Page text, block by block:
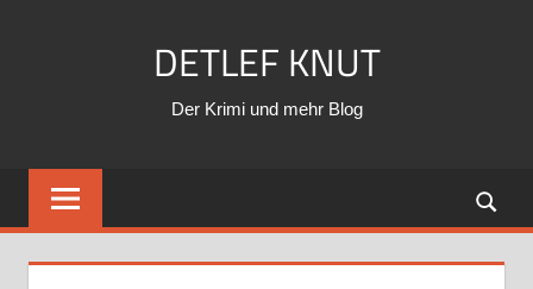
DETLEF KNUT
Der Krimi und mehr Blog